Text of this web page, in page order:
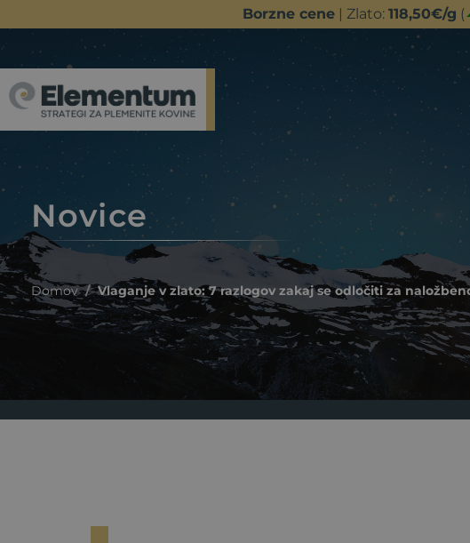
Borzne cene | Zlato: 118,50€/g (
Novice
Domov Vlaganje v zlato: 7 razlogov zakaj se odločiti za